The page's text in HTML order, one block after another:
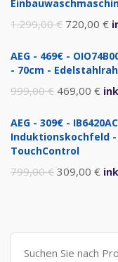
1.299,00€
war:
720,00 €
AEG - 469€ -
- 70cm -
999,00€
war:
999,00 €
469,00 €
ist:
AEG - 309€ -
Induktionskochfeld
TouchControl
799,00€
799,00 €
309,00 €
Suche
nach: